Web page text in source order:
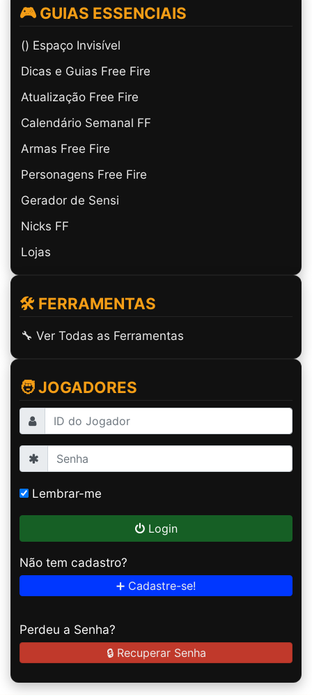
🎮 GUIAS ESSENCIAIS
(ㅤ) Espaço Invisível
Dicas e Guias Free Fire
Atualização Free Fire
Calendário Semanal FF
Armas Free Fire
Personagens Free Fire
Gerador de Sensi
Nicks FF
Lojas
🛠️ FERRAMENTAS
🔧 Ver Todas as Ferramentas
🧑 JOGADORES
Lembrar-me
Login
Não tem cadastro?
➕ Cadastre-se!
Perdeu a Senha?
🔒 Recuperar Senha